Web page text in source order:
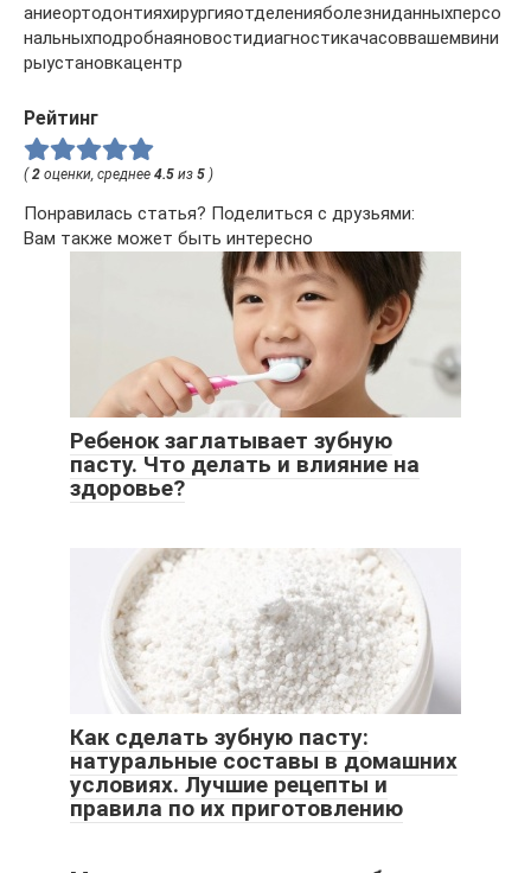
аниеортодонтияхирургияотделенияболезниданныхперсо
нальныхподробнаяновостидиагностикачасоввашемвини
рыустановкацентр
Рейтинг
(2 оценки, среднее 4.5 из 5 )
Понравилась статья? Поделиться с друзьями:
Вам также может быть интересно
Ребенок заглатывает зубную
пасту. Что делать и влияние на
здоровье?
Как сделать зубную пасту:
натуральные составы в домашних
условиях. Лучшие рецепты и
правила по их приготовлению